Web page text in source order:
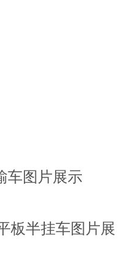
车图片展示
板半挂车图片展